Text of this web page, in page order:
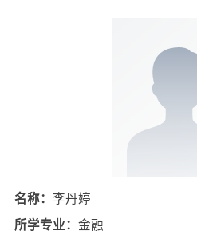
名称： 李丹婷
所学专业： 金融